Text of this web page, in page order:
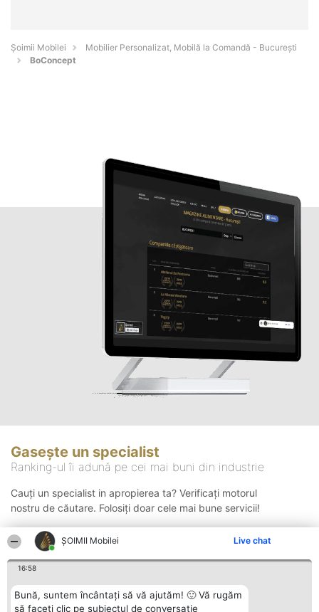
ȘOIMII Mobilei Live chat
16:58
Bună, suntem încântați să vă ajutăm! 🙂 Vă rugăm
să faceți clic pe subiectul de conversație
Șoimii Mobilei
Mobilier Personalizat, Mobilă la Comandă - Bucureşti
BoConcept
Gasește un specialist
Ranking-ul îi adună pe cei mai buni din industrie
Cauți un specialist in apropierea ta? Verificați motorul
nostru de căutare. Folosiți doar cele mai bune servicii!